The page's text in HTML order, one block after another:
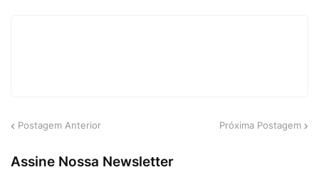
Postagem Anterior Próxima Postagem
Assine Nossa Newsletter